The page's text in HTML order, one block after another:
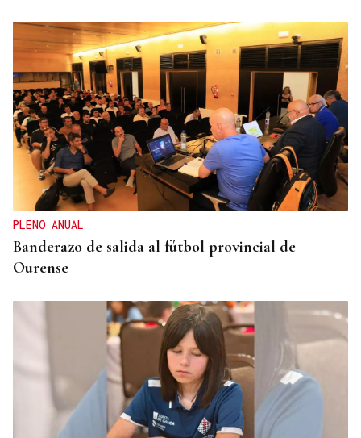
PLENO ANUAL
Banderazo de salida al fútbol provincial de
Ourense